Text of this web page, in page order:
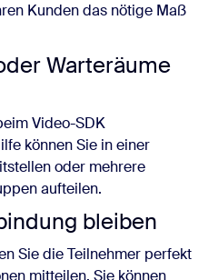
Kunden das nötige Maß
Warteräume
Video-SDK
können Sie in einer
oder mehrere
aufteilen.
bleiben
Sie die Teilnehmer perfekt